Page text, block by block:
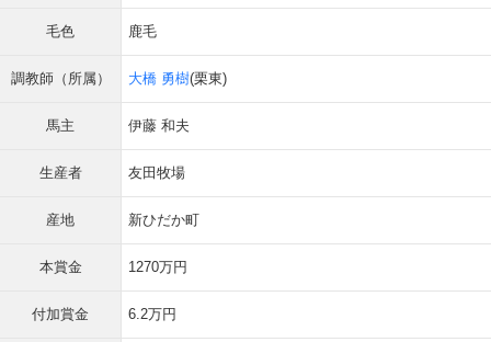
毛色 鹿毛
調教師（所属） 大橋 勇樹(栗東)
馬主 伊藤 和夫
生産者 友田牧場
産地 新ひだか町
本賞金 1270万円
付加賞金 6.2万円